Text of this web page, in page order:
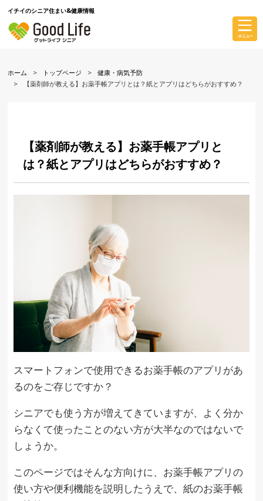
イチイのシニア住まい&健康情報
ホーム トップページ
健康・病気予防
【薬剤師が教える】お薬手帳アプリとは？紙とアプリはどちらがおすすめ？
【薬剤師が教える】お薬手帳アプリと
は？紙とアプリはどちらがおすすめ？
スマートフォンで使用できるお薬手帳のアプリがあ
るのをご存じですか？
シニアでも使う方が増えてきていますが、よく分か
らなくて使ったことのない方が大半なのではないで
しょうか。
このページではそんな方向けに、お薬手帳アプリの
使い方や便利機能を説明したうえで、紙のお薬手帳